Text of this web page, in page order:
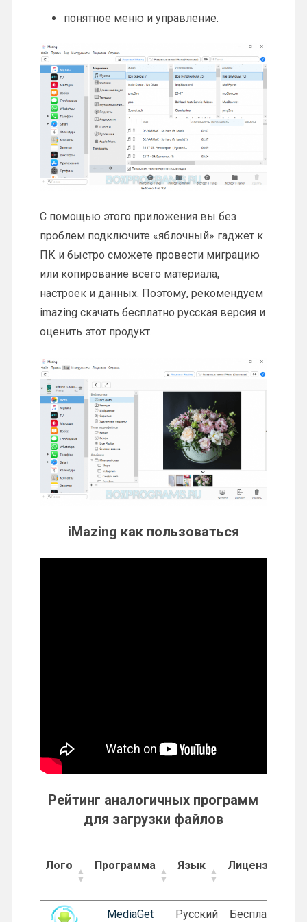
понятное меню и управление.
С помощью этого приложения вы без
проблем подключите «яблочный» гаджет к
ПК и быстро сможете провести миграцию
или копирование всего материала,
настроек и данных. Поэтому, рекомендуем
imazing скачать бесплатно русская версия и
оценить этот продукт.
iMazing как пользоваться
Рейтинг аналогичных программ
для загрузки файлов
Лого Программа Язык Лицензия
MediaGet Русский Бесплатная